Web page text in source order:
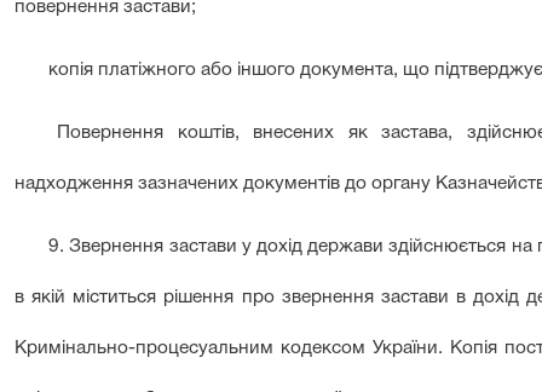
повернення застави;
копія платіжного або іншого документа, що
Повернення коштів, внесених як застава,
надходження зазначених документів до органу
9. Звернення застави у дохід держави здійснюється на
в якій міститься рішення про звернення застави в дохід
Кримінально-процесуальним кодексом України. Копія